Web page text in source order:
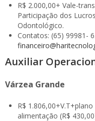
R$ 2.000,00+ Vale-
Participação dos
Odontológico.
Contatos: (65) 99981-
Auxiliar
Várzea Grande
R$
alimentação (R$